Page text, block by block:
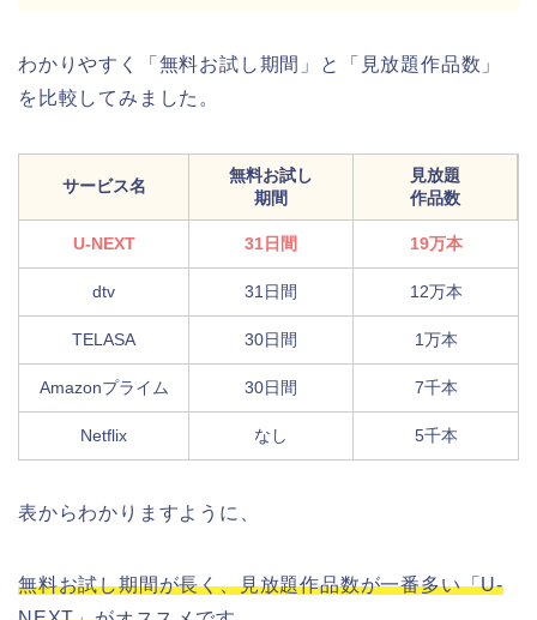
わかりやすく「無料お試し期間」と「見放題作品数」
を比較してみました。
サービス名
無料お試し
期間
見放題
作品数
U-NEXT 31日間 19万本
dtv 31日間 12万本
TELASA 30日間 1万本
Amazonプライム 30日間 7千本
Netflix なし 5千本
表からわかりますように、
無料お試し期間が長く、見放題作品数が一番多い「U-